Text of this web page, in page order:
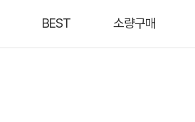
BEST 소량구매